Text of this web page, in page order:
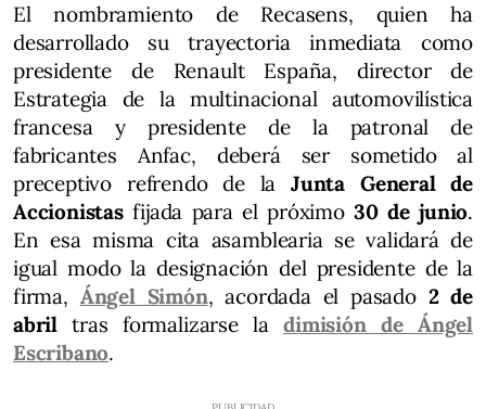
El nombramiento de Recasens, quien ha
desarrollado su trayectoria inmediata como
presidente de Renault España, director de
Estrategia de la multinacional automovilística
francesa y presidente de la patronal de
fabricantes Anfac, deberá ser sometido al
preceptivo refrendo de laJunta General de
Accionistasfijada para el próximo30 de junio.
En esa misma cita asamblearia se validará de
igual modo la designación del presidente de la
firma, Ángel Simón, acordada el pasado 2 de
abril tras formalizarse ladimisión de Ángel
Escribano.